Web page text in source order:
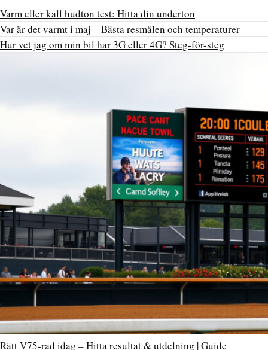
Varm eller kall hudton test: Hitta din underton
Var är det varmt i maj – Bästa resmålen och temperaturer
Hur vet jag om min bil har 3G eller 4G? Steg-för-steg
Rätt V75-rad idag – Hitta resultat & utdelning | Guide